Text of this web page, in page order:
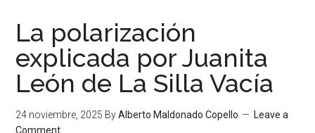
La polarización
explicada por Juanita
León de La Silla Vacía
24 noviembre, 2025 ByAlberto Maldonado Copello
Leave a
Comment